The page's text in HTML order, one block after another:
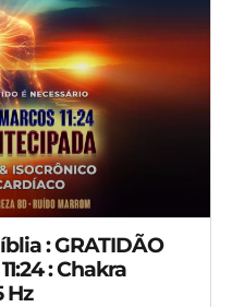
: GRATIDÃO
: Chakra
Hz